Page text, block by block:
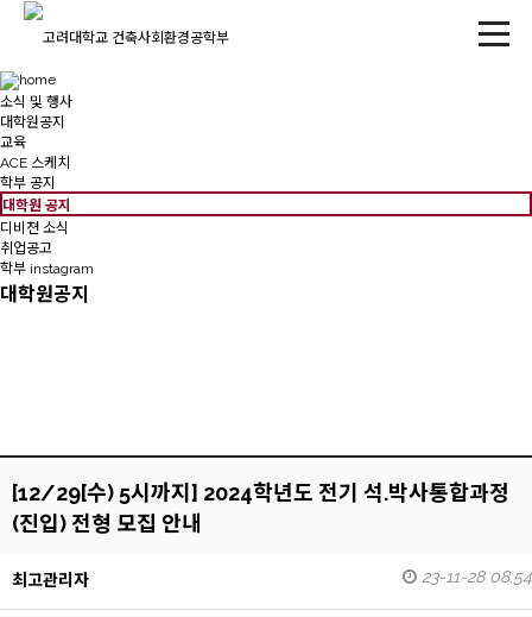
소식 및 행사
대학원공지
교육
ACE 스케치
학부 공지
대학원 공지
디비젼 소식
취업공고
학부 instagram
대학원공지
[12/29[수) 5시까지] 2024학년도 전기 석.박사통합과정
(진입) 전형 모집 안내
최고관리자 23-11-28 08:54